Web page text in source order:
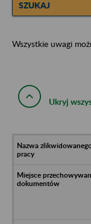
SZUKAJ
Wszystkie uwagi
Ukryj